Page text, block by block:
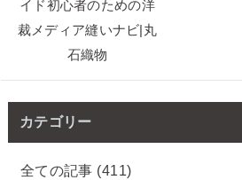
カテゴリー
全ての記事 (411)